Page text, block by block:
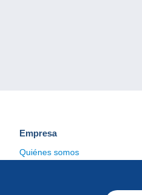
Empresa
Quiénes somos